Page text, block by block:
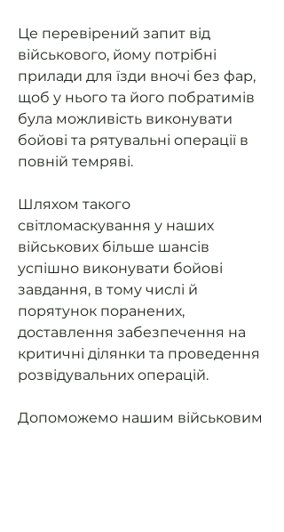
Це перевірений запит від
військового, йому потрібні
прилади для їзди вночі без фар,
щоб у нього та його побратимів
була можливість виконувати
бойові та рятувальні операції в
повній темряві.
Шляхом такого
світломаскування у наших
військових більше шансів
успішно виконувати бойові
завдання, в тому числі й
порятунок поранених,
доставлення забезпечення на
критичні ділянки та проведення
розвідувальних операцій.
Допоможемо нашим військовим